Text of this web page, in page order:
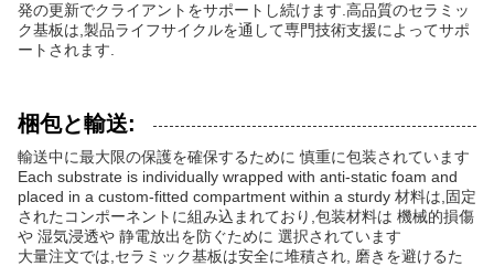
発の更新でクライアントをサポートし続けます.高品質のセラミッ
ク基板は,製品ライフサイクルを通して専門技術支援によってサポ
ートされます.
梱包と輸送:
輸送中に最大限の保護を確保するために 慎重に包装されています
Each substrate is individually wrapped with anti-static foam and
placed in a custom-fitted compartment within a sturdy 材料は,固定
されたコンポーネントに組み込まれており,包装材料は 機械的損傷
や 湿気浸透や 静電放出を防ぐために 選択されています
大量注文では,セラミック基板は安全に堆積され, 磨きを避けるた